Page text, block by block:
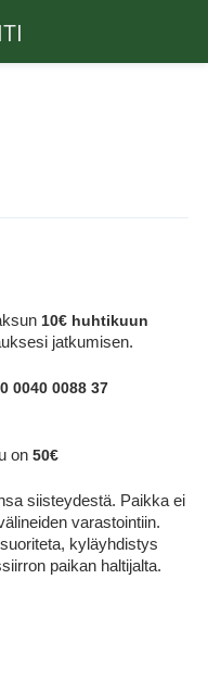
10€ huhtikuun
jatkumisen.
0040 0088 37
on 50€
siisteydestä. Paikka ei
varastointiin.
kyläyhdistys
paikan haltijalta.